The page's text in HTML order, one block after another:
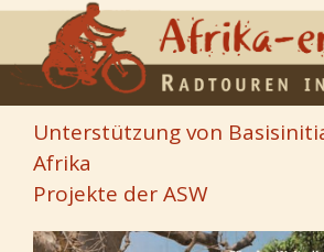
Unterstützung von
Afrika
Projekte der ASW